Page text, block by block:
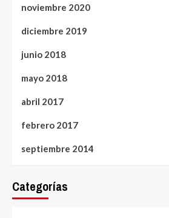
noviembre 2020
diciembre 2019
junio 2018
mayo 2018
abril 2017
febrero 2017
septiembre 2014
Categorías